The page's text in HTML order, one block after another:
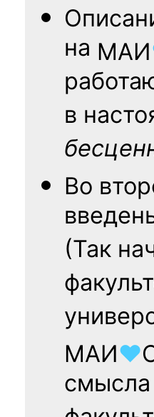
на МАИ
в
Во
(Так
МАИ♥